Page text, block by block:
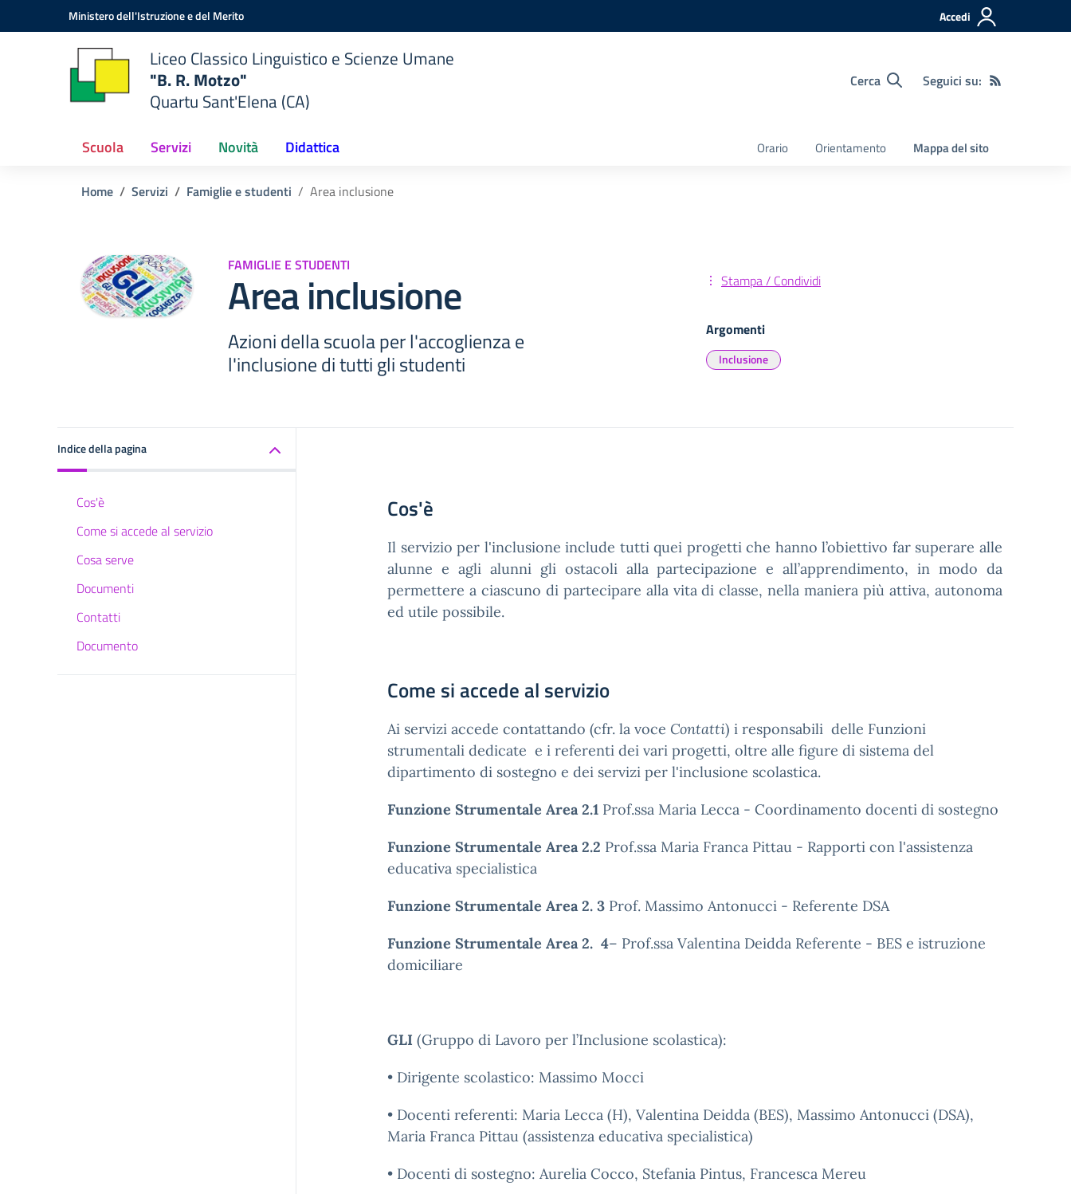
Vai ai contenuti
Vai al menu di navigazioneMinistero dell'Istruzione e del Merito Accedi
Liceo Classico Linguistico e Scienze Umane
"B. R. Motzo"
Quartu Sant'Elena (CA)
Cerca Seguici su:
Scuola Servizi Novità Didattica Orario Orientamento Mappa del sito
Home Servizi Famiglie e studenti Area inclusione
FAMIGLIE E STUDENTI
Area inclusione
Azioni della scuola per l'accoglienza e
l'inclusione di tutti gli studenti
Stampa / Condividi
Argomenti
Inclusione
Indice della pagina
Cos'è
Come si accede al servizio
Cosa serve
Documenti
Contatti
Documento
Cos'è
Il servizio per l'inclusione include tutti quei progetti che hanno l’obiettivo far superare alle
alunne e agli alunni gli ostacoli alla partecipazione e all’apprendimento, in modo da
permettere a ciascuno di partecipare alla vita di classe, nella maniera più attiva, autonoma
ed utile possibile.
Come si accede al servizio
Ai servizi accede contattando (cfr. la voce Contatti) i responsabili delle Funzioni
strumentali dedicate e i referenti dei vari progetti, oltre alle figure di sistema del
dipartimento di sostegno e dei servizi per l'inclusione scolastica.
Funzione Strumentale Area 2.1 Prof.ssa Maria Lecca - Coordinamento docenti di sostegno
Funzione Strumentale Area 2.2 Prof.ssa Maria Franca Pittau - Rapporti con l'assistenza
educativa specialistica
Funzione Strumentale Area 2. 3 Prof. Massimo Antonucci - Referente DSA
Funzione Strumentale Area 2. 4– Prof.ssa Valentina Deidda Referente - BES e istruzione
domiciliare
GLI (Gruppo di Lavoro per l’Inclusione scolastica):
• Dirigente scolastico: Massimo Mocci
• Docenti referenti: Maria Lecca (H), Valentina Deidda (BES), Massimo Antonucci (DSA),
Maria Franca Pittau (assistenza educativa specialistica)
• Docenti di sostegno: Aurelia Cocco, Stefania Pintus, Francesca Mereu